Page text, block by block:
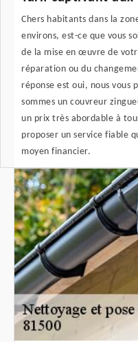
Chers habitants dans la
environs, est-ce que vous
de la mise en œuvre de
réparation ou du
réponse est oui, nous vous
sommes un couvreur
un prix très abordable à
proposer un service fiable
moyen financier.